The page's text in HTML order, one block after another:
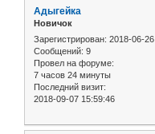
Адыгейка
Новичок
Зарегистрирован: 2018-06-26
Сообщений: 9
Провел на форуме:
7 часов 24 минуты
Последний визит:
2018-09-07 15:59:46